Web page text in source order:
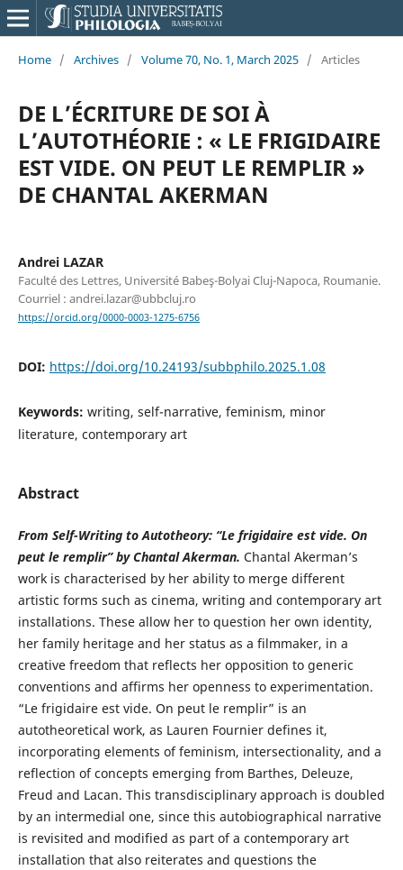
Home / Archives / Volume 70, No. 1, March 2025 / Articles
DE L’ÉCRITURE DE SOI À
L’AUTOTHÉORIE : « LE FRIGIDAIRE
EST VIDE. ON PEUT LE REMPLIR »
DE CHANTAL AKERMAN
Andrei LAZAR
Faculté des Lettres, Université Babeş-Bolyai Cluj-Napoca, Roumanie.
Courriel : andrei.lazar@ubbcluj.ro
https://orcid.org/0000-0003-1275-6756
DOI: https://doi.org/10.24193/subbphilo.2025.1.08
Keywords: writing, self-narrative, feminism, minor
literature, contemporary art
Abstract
From Self-Writingto Autotheory: “Le frigidaire est vide. On
peut le remplir” by Chantal Akerman. Chantal Akerman’s
work is characterised by her ability to merge different
artistic forms such as cinema, writing and contemporary art
installations. These allow her to question her own identity,
her family heritage and her status as a filmmaker, in a
creative freedom that reflects her opposition to generic
conventions and affirms her openness to experimentation.
“Le frigidaire est vide. On peut le remplir” is an
autotheoretical work, as Lauren Fournier defines it,
incorporating elements of feminism, intersectionality, and a
reflection of concepts emerging from Barthes, Deleuze,
Freud and Lacan. This transdisciplinary approach is doubled
by an intermedial one, since this autobiographical narrative
is revisited and modified as part of a contemporary art
installation that also reiterates and questions the